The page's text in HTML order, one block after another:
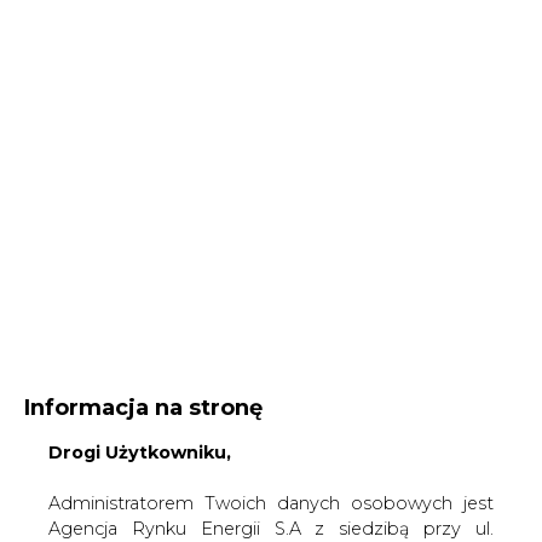
Europejskiego i Rady 2016/679 (RODO).
Administratora tych danych, cele i podstawy
przetwarzania oraz inne informacje wymagane
przez RODO znajdziesz w Polityce Prywatności
pod
tym linkiem.
Od stycznia prąd może zdrożeć